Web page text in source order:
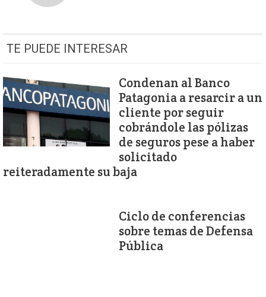
TE PUEDE INTERESAR
Condenan al Banco
Patagonia a resarcir a un
cliente por seguir
cobrándole las pólizas
de seguros pese a haber
solicitado
reiteradamente su baja
Ciclo de conferencias
sobre temas de Defensa
Pública